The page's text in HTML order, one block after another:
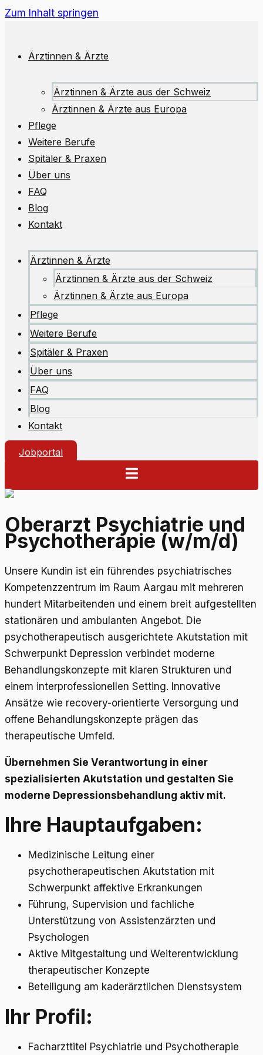
Zum Inhalt springen
Ärztinnen & Ärzte
Ärztinnen & Ärzte aus der Schweiz
Ärztinnen & Ärzte aus Europa
Pflege
Weitere Berufe
Spitäler & Praxen
Über uns
FAQ
Blog
Kontakt
Ärztinnen & Ärzte
Ärztinnen & Ärzte aus der Schweiz
Ärztinnen & Ärzte aus Europa
Pflege
Weitere Berufe
Spitäler & Praxen
Über uns
FAQ
Blog
Kontakt
Jobportal
Oberarzt Psychiatrie und
Psychotherapie (w/m/d)
Unsere Kundin ist ein führendes psychiatrisches
Kompetenzzentrum im Raum Aargau mit mehreren
hundert Mitarbeitenden und einem breit aufgestellten
stationären und ambulanten Angebot. Die
psychotherapeutisch ausgerichtete Akutstation mit
Schwerpunkt Depression verbindet moderne
Behandlungskonzepte mit klaren Strukturen und
einem interprofessionellen Setting. Innovative
Ansätze wie recovery-orientierte Versorgung und
offene Behandlungskonzepte prägen das
therapeutische Umfeld.
Übernehmen Sie Verantwortung in einer
spezialisierten Akutstation und gestalten Sie
moderne Depressionsbehandlung aktiv mit.
Ihre Hauptaufgaben:
Medizinische Leitung einer
psychotherapeutischen Akutstation mit
Schwerpunkt affektive Erkrankungen
Führung, Supervision und fachliche
Unterstützung von Assistenzärzten und
Psychologen
Aktive Mitgestaltung und Weiterentwicklung
therapeutischer Konzepte
Beteiligung am kaderärztlichen Dienstsystem
Ihr Profil:
Facharzttitel Psychiatrie und Psychotherapie